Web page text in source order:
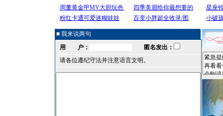
■ 我来说两句
用 户：
匿名发出：
请各位遵纪守法并注意语言文明。